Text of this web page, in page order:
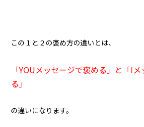
この１と２の褒め方の違いとは、
「YOUメッセージで褒める」と「I
る」
の違いになります。